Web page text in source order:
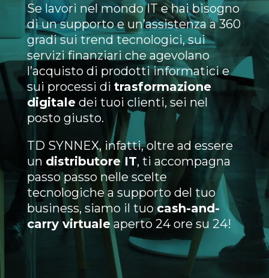
Se lavori nel mondo IT e hai bisogno
di un supporto e un’assistenza a 360
gradi sui trend tecnologici, sui
servizi finanziari che agevolano
l’acquisto di prodotti informatici e
sui processi di trasformazione
digitaledei tuoi clienti, sei nel
posto giusto.
TD SYNNEX, infatti, oltre ad essere
un distributore IT, ti accompagna
passo passo nelle scelte
tecnologiche a supporto del tuo
business, siamo il tuocash-and-
carry virtualeaperto 24 ore su 24!